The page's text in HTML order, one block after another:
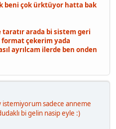
beni çok ürktüyor hatta bak
arada bi sistem geri
çekerim yada
ayrılcam ilerde ben onden
sadece anneme
bi gelin nasip eyle :)